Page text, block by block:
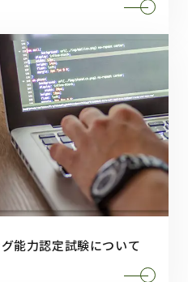
能力認定試験について